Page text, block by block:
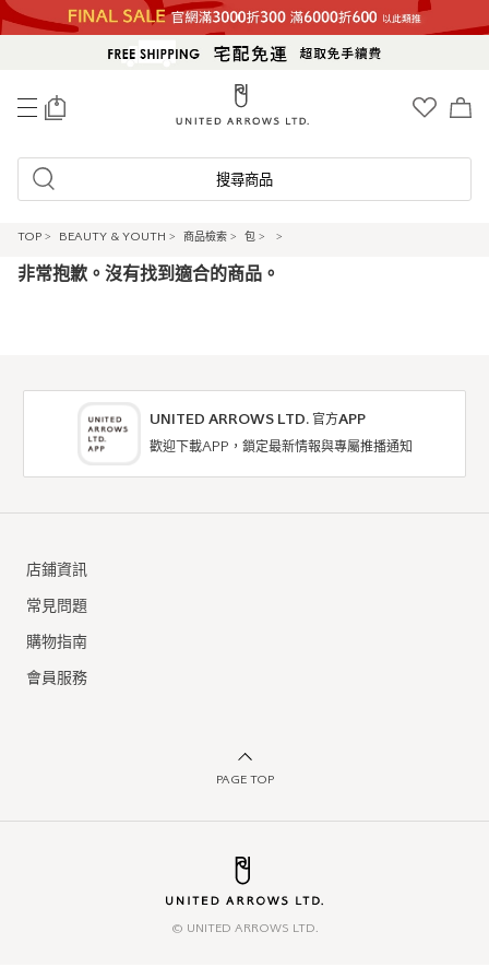
搜尋商品
TOP > BEAUTY & YOUTH > 商品檢索 > 包 > >
非常抱歉。沒有找到適合的商品。
UNITED ARROWS LTD. 官方APP
歡迎下載APP，鎖定最新情報與專屬推播通知
店鋪資訊
常見問題
購物指南
會員服務
PAGE TOP
© UNITED ARROWS LTD.